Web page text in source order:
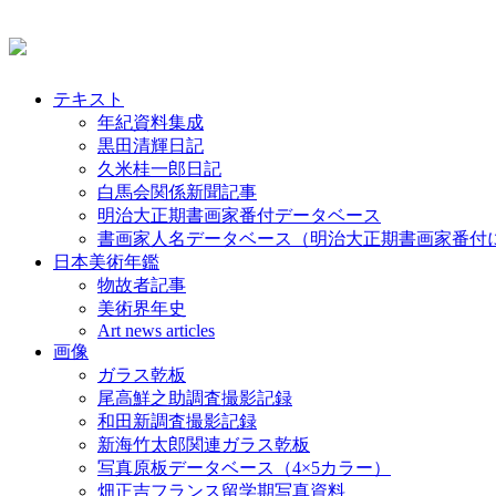
テキスト
年紀資料集成
黒田清輝日記
久米桂一郎日記
白馬会関係新聞記事
明治大正期書画家番付データベース
書画家人名データベース（明治大正期書画家番付
日本美術年鑑
物故者記事
美術界年史
Art news articles
画像
ガラス乾板
尾高鮮之助調査撮影記録
和田新調査撮影記録
新海竹太郎関連ガラス乾板
写真原板データベース（4×5カラー）
畑正吉フランス留学期写真資料